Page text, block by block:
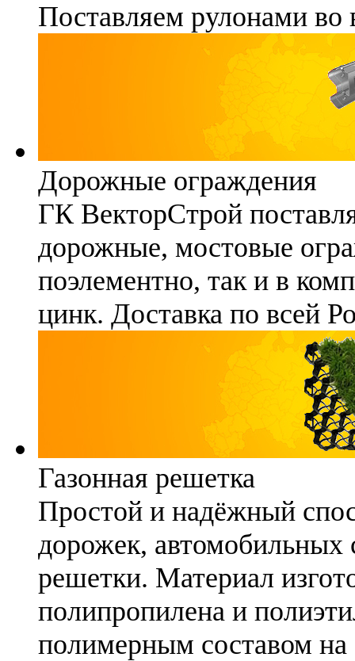
Поставляем рулонами
Дорожные ограждения
ГК ВекторСтрой
дорожные, мостовые
поэлементно, так и в
цинк. Доставка по всей
Газонная решетка
Простой и надёжный
дорожек, автомобильных
решетки. Материал
полипропилена и
полимерным составом на